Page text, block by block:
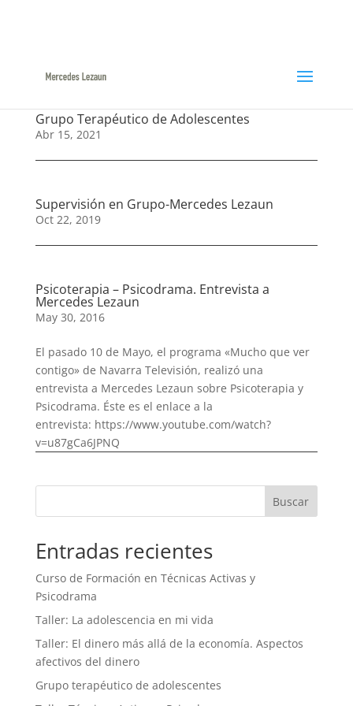
Grupo Terapéutico de Adolescentes
Abr 15, 2021
Supervisión en Grupo-Mercedes Lezaun
Oct 22, 2019
Psicoterapia – Psicodrama. Entrevista a
Mercedes Lezaun
May 30, 2016
El pasado 10 de Mayo, el programa «Mucho que ver
contigo» de Navarra Televisión, realizó una
entrevista a Mercedes Lezaun sobre Psicoterapia y
Psicodrama. Éste es el enlace a la
entrevista: https://www.youtube.com/watch?
v=u87gCa6JPNQ
Buscar
Entradas recientes
Curso de Formación en Técnicas Activas y
Psicodrama
Taller: La adolescencia en mi vida
Taller: El dinero más allá de la economía. Aspectos
afectivos del dinero
Grupo terapéutico de adolescentes